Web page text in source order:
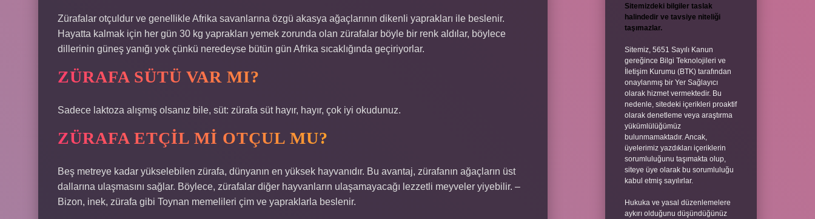
Zürafalar otçuldur ve genellikle Afrika savanlarına özgü akasya ağaçlarının dikenli yaprakları ile beslenir.
Hayatta kalmak için her gün 30 kg yaprakları yemek zorunda olan zürafalar böyle bir renk aldılar, böylece
dillerinin güneş yanığı yok çünkü neredeyse bütün gün Afrika sıcaklığında geçiriyorlar.
ZÜRAFA SÜTÜ VAR MI?
Sadece laktoza alışmış olsanız bile, süt: zürafa süt hayır, hayır, çok iyi okudunuz.
ZÜRAFA ETÇIL MI OTÇUL MU?
Beş metreye kadar yükselebilen zürafa, dünyanın en yüksek hayvanıdır. Bu avantaj, zürafanın ağaçların üst
dallarına ulaşmasını sağlar. Böylece, zürafalar diğer hayvanların ulaşamayacağı lezzetli meyveler yiyebilir. –
Bizon, inek, zürafa gibi Toynan memelileri çim ve yapraklarla beslenir.
Sitemizdeki bilgiler taslak
halindedir ve tavsiye niteliği
taşımazlar.
Sitemiz, 5651 Sayılı Kanun
gereğince Bilgi Teknolojileri ve
İletişim Kurumu (BTK) tarafından
onaylanmış bir Yer Sağlayıcı
olarak hizmet vermektedir. Bu
nedenle, sitedeki içerikleri proaktif
olarak denetleme veya araştırma
yükümlülüğümüz
bulunmamaktadır. Ancak,
üyelerimiz yazdıkları içeriklerin
sorumluluğunu taşımakta olup,
siteye üye olarak bu sorumluluğu
kabul etmiş sayılırlar.
Hukuka ve yasal düzenlemelere
aykırı olduğunu düşündüğünüz